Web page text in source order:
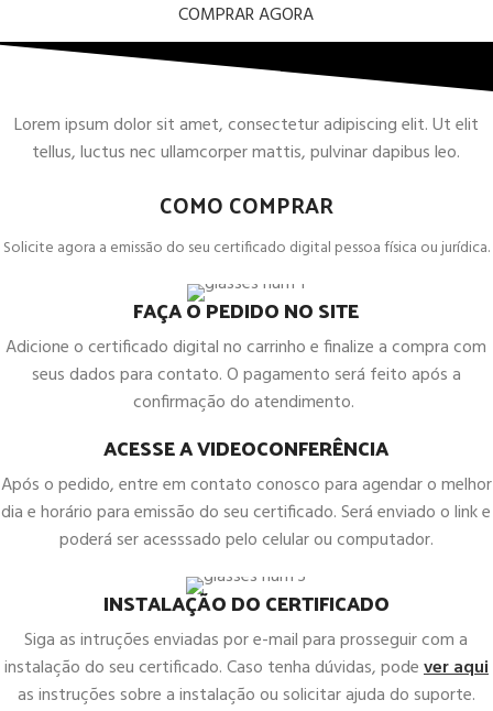
COMPRAR AGORA
Lorem ipsum dolor sit amet, consectetur adipiscing elit. Ut elit
tellus, luctus nec ullamcorper mattis, pulvinar dapibus leo.
COMO COMPRAR
Solicite agora a emissão do seu certificado digital pessoa física ou jurídica.
FAÇA O PEDIDO NO SITE
Adicione o certificado digital no carrinho e finalize a compra com
seus dados para contato. O pagamento será feito após a
confirmação do atendimento.
ACESSE A VIDEOCONFERÊNCIA
Após o pedido, entre em contato conosco para agendar o melhor
dia e horário para emissão do seu certificado. Será enviado o link e
poderá ser acesssado pelo celular ou computador.
INSTALAÇÃO DO CERTIFICADO
Siga as intruções enviadas por e-mail para prosseguir com a
instalação do seu certificado. Caso tenha dúvidas, podever aqui
as instruções sobre a instalação ou solicitar ajuda do suporte.